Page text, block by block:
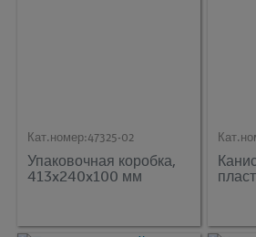
Кат.номер:47325-02
Упаковочная коробка,
413x240x100 мм